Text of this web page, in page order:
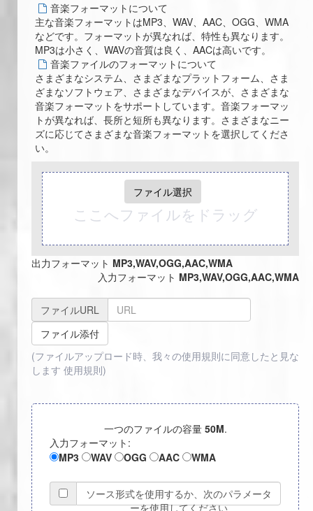
音楽フォーマットについて
主な音楽フォーマットはMP3、WAV、AAC、OGG、WMA
などです。フォーマットが異なれば、特性も異なります。
MP3は小さく、WAVの音質は良く、AACは高いです。
音楽ファイルのフォーマットについて
さまざまなシステム、さまざまなプラットフォーム、さま
ざまなソフトウェア、さまざまなデバイスが、さまざまな
音楽フォーマットをサポートしています。音楽フォーマッ
トが異なれば、長所と短所も異なります。さまざまなニー
ズに応じてさまざまな音楽フォーマットを選択してくださ
い。
ファイル選択
ここへファイルをドラッグ
出力フォーマット MP3,WAV,OGG,AAC,WMA
入力フォーマット MP3,WAV,OGG,AAC,WMA
ファイルURL
ファイル添付
(ファイルアップロード時、我々の使用規則に同意したと見な
します 使用規則)
一つのファイルの容量 50M.
入力フォーマット:
MP3
WAV OGG AAC WMA
ソース形式を使用するか、次のパラメータ
ーを使用してください